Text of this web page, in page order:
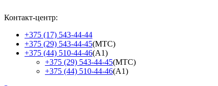
Контакт-центр:
+375 (17) 543-44-44
+375 (29) 543-44-45(МТС)
+375 (44) 510-44-46(А1)
+375 (29) 543-44-45(МТС)
+375 (44) 510-44-46(А1)